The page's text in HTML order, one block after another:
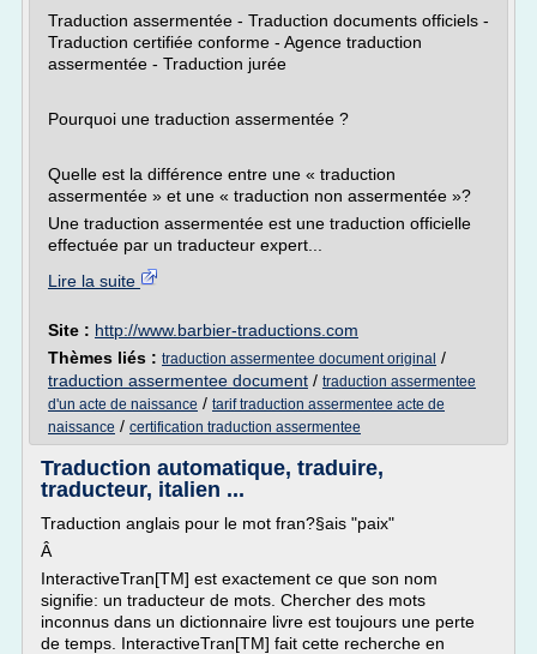
Traduction assermentée - Traduction documents officiels -
Traduction certifiée conforme - Agence traduction
assermentée - Traduction jurée
Pourquoi une traduction assermentée ?
Quelle est la différence entre une « traduction
assermentée » et une « traduction non assermentée »?
Une traduction assermentée est une traduction officielle
effectuée par un traducteur expert...
Lire la suite
Site : http://www.barbier-traductions.com
Thèmes liés : traduction assermentee document original /
traduction assermentee document / traduction assermentee
d'un acte de naissance / tarif traduction assermentee acte de
naissance / certification traduction assermentee
Traduction automatique, traduire,
traducteur, italien ...
Traduction anglais pour le mot fran?§ais "paix"
Â
InteractiveTran[TM] est exactement ce que son nom
signifie: un traducteur de mots. Chercher des mots
inconnus dans un dictionnaire livre est toujours une perte
de temps. InteractiveTran[TM] fait cette recherche en